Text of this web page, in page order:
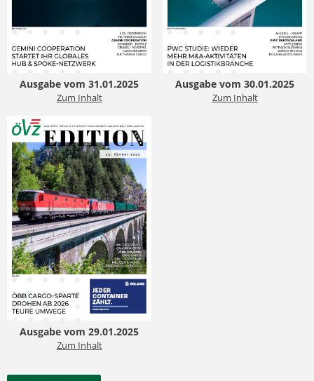
Ausgabe vom 31.01.2025
Zum Inhalt
Ausgabe vom 30.01.2025
Zum Inhalt
Ausgabe vom 29.01.2025
Zum Inhalt